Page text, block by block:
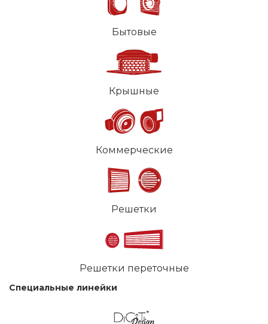
Бытовые
Крышные
Коммерческие
Решетки
Решетки переточные
Специальные линейки